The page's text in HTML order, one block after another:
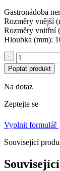
Gastronádoba
Rozměry vnější
Rozměry vnitřní
Hloubka (mm):
-
Poptat produkt
Na dotaz
Zeptejte se
Vyplnit formulář
Související